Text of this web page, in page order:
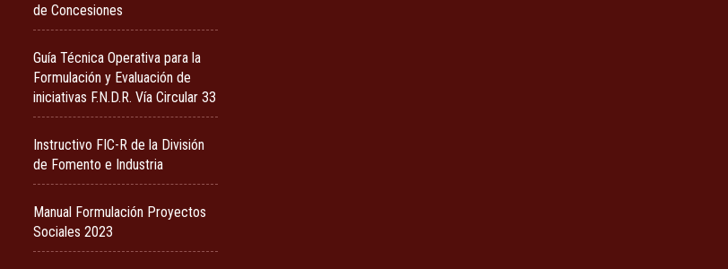
de Concesiones
Guía Técnica Operativa para la
Formulación y Evaluación de
iniciativas F.N.D.R. Vía Circular 33
Instructivo FIC-R de la División
de Fomento e Industria
Manual Formulación Proyectos
Sociales 2023